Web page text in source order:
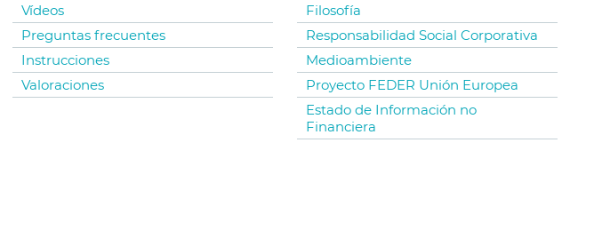
Vídeos
Preguntas frecuentes
Instrucciones
Valoraciones
Filosofía
Responsabilidad Social Corporativa
Medioambiente
Proyecto FEDER Unión Europea
Estado de Información no
Financiera